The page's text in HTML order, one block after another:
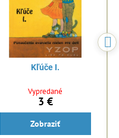
50%
Smieť žiť pre Krista 2025 -
Skladom
5,99 €
Do košíka